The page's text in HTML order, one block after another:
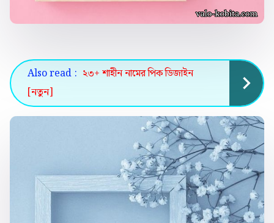
Also read : ২৩+ শাহীন নামের পিক ডিজাইন
[নতুন]